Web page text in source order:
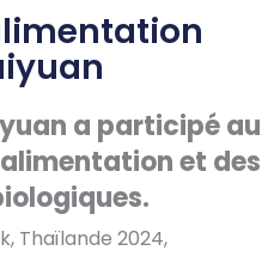
a participé au
et des
Thaïlande 2024,